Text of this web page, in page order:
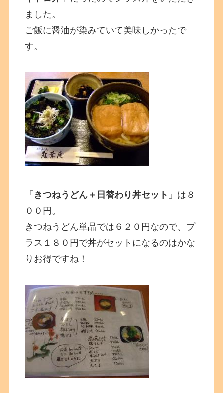
ました。
ご飯に醤油が染みていて美味しかったで
す。
「 きつねうどん＋日替わり丼セット 」は８
００円。
きつねうどん単品では６２０円なので、プ
ラス１８０円で丼がセットになるのはかな
りお得ですね！